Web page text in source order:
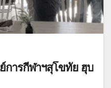
การกีฬาฯสุโขทัย ฮุบ